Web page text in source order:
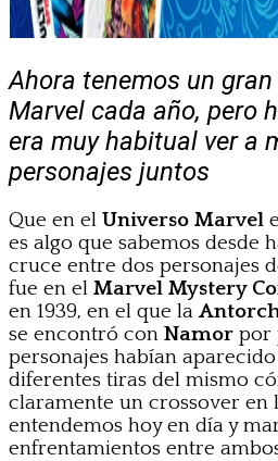
Ahora tenemos un
Marvel cada año, pero
era muy habitual ver a
personajes juntos
Que en el Universo Marvel
es algo que sabemos desde
cruce entre dos personajes
fue en el Marvel Mystery
en 1939, en el que la
se encontró con Namor por
personajes habían
diferentes tiras del mismo
claramente un crossover en
entendemos hoy en día y
enfrentamientos entre